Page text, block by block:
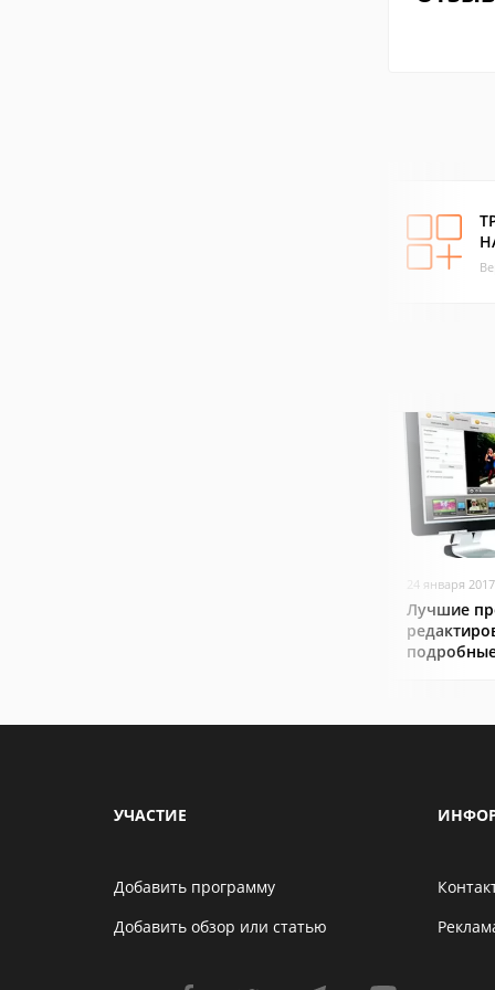
24 января 2017
Лучшие
УЧАСТИЕ
Добавить программу
Добавить обзор или статью